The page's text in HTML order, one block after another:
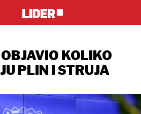
KOLIKO
PLIN I STRUJA